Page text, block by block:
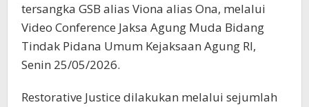
tersangka GSB alias Viona alias Ona, melalui
Video Conference Jaksa Agung Muda Bidang
Tindak Pidana Umum Kejaksaan Agung RI,
Senin 25/05/2026.
Restorative Justice dilakukan melalui sejumlah